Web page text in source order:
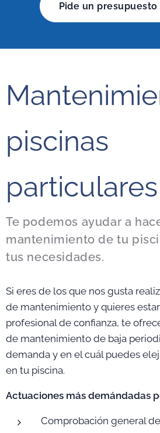
Pide un
piscinas
particulares
Te podemos ayudar a
mantenimiento de tu
tus necesidades.
Si eres de los que nos gusta
de mantenimiento y quieres
profesional de confianza, te
de mantenimiento de baja
demanda y en el cuál puedes
en tu piscina.
Actuaciones más demándadas
Comprobación general